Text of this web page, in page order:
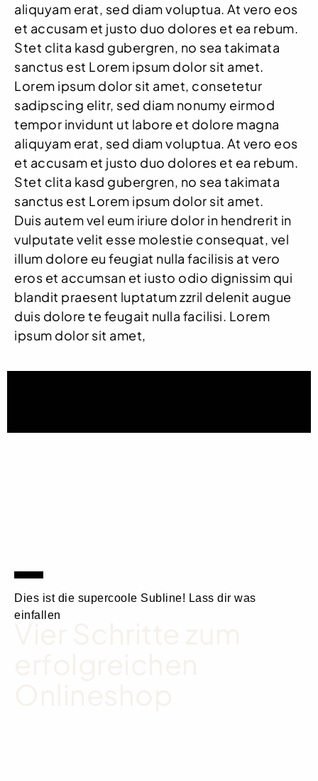
aliquyam erat, sed diam voluptua. At vero eos
et accusam et justo duo dolores et ea rebum.
Stet clita kasd gubergren, no sea takimata
sanctus est Lorem ipsum dolor sit amet.
Lorem ipsum dolor sit amet, consetetur
sadipscing elitr, sed diam nonumy eirmod
tempor invidunt ut labore et dolore magna
aliquyam erat, sed diam voluptua. At vero eos
et accusam et justo duo dolores et ea rebum.
Stet clita kasd gubergren, no sea takimata
sanctus est Lorem ipsum dolor sit amet.
Duis autem vel eum iriure dolor in hendrerit in
vulputate velit esse molestie consequat, vel
illum dolore eu feugiat nulla facilisis at vero
eros et accumsan et iusto odio dignissim qui
blandit praesent luptatum zzril delenit augue
duis dolore te feugait nulla facilisi. Lorem
ipsum dolor sit amet,
Dies ist die supercoole Subline! Lass dir was
einfallen